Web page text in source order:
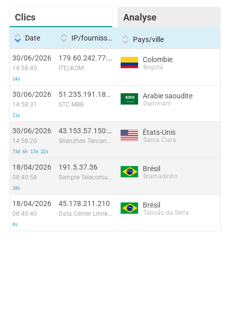
Clics Analyse
Date IP/fournisseur Pays/ville
30/06/2026
14:58:45
14s
179.60.242.77:36784
ITELKOM
Colombie
Bogotá
30/06/2026
14:58:31
11s
51.235.191.182:58660
STC MBB
Arabie saoudite
Dammam
30/06/2026
14:58:20
73d 6h 17m 22s
43.153.57.150:35661
Shenzhen Tencent Computer Systems Company Limited
États-Unis
Santa Clara
18/04/2026
08:40:58
18s
191.5.37.36
Sempre Telecomunicacoes Ltda
Brésil
Brumadinho
18/04/2026
08:40:40
0s
45.178.211.210
Data Center Linnke Telecomunicacoes Ltda - EPP
Brésil
Taboão da Serra